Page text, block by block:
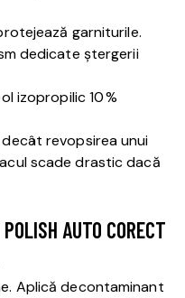
garniturile.
dedicate ștergerii
izopropilic 10 %
revopsirea unui
scade drastic dacă
AUTO CORECT
Aplică decontaminant